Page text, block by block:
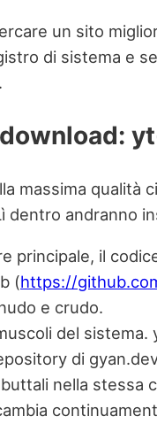
un sito
di sistema e
massima
dentro andranno
principale, il
(https://
e crudo.
del
di
buttali nella